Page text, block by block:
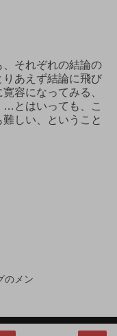
それぞれの結論の
あえず結論に飛び
容になってみる、
…とはいっても、こ
しい、ということ
のメン